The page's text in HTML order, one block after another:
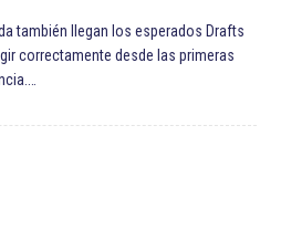
también llegan los esperados Drafts
correctamente desde las primeras